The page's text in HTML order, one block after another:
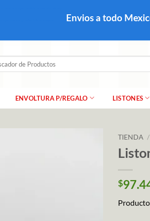
Envios a todo
ENVOLTURA P/REGALO LISTONES
TIENDA /
$